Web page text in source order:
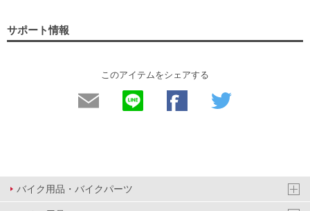
サポート情報
このアイテムをシェアする
バイク用品・バイクパーツ